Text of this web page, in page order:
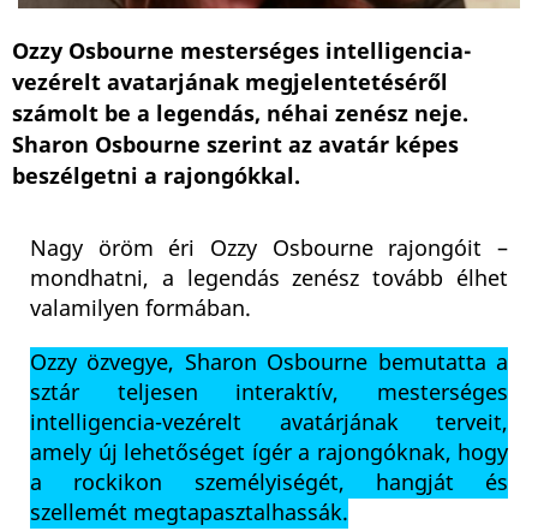
Ozzy Osbourne mesterséges intelligencia-
vezérelt avatarjának megjelentetéséről
számolt be a legendás, néhai zenész neje.
Sharon Osbourne szerint az avatár képes
beszélgetni a rajongókkal.
Nagy öröm éri Ozzy Osbourne rajongóit –
mondhatni, a legendás zenész tovább élhet
valamilyen formában.
Ozzy özvegye, Sharon Osbourne bemutatta a
sztár teljesen interaktív, mesterséges
intelligencia-vezérelt avatárjának terveit,
amely új lehetőséget ígér a rajongóknak, hogy
a rockikon személyiségét, hangját és
szellemét megtapasztalhassák.